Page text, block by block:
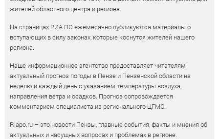
жителей областного центра и региона.
На страницах РИА ПО ежемесячно публикуются материалы о
вступающих в силу законах, которые коснутся жителей нашего
региона.
Наше информационное агентство предоставляет читателям
актуальный прогноз погоды в Пензе и Пензенской области на
неделю и каждый день с указанием температуры воздуха,
направления ветра и осадков. Прогноз сопровождается
комментарием специалиста из регионального ЦГМС.
Riapo.ru – это новости Пензы, главные события, факты и мнения об
актуальных и насущных вопросах и проблемах в регионе.